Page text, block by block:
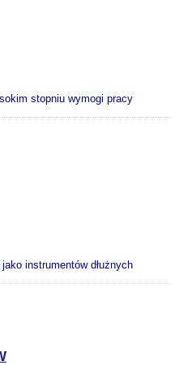
stopniu wymogi pracy
instrumentów dłużnych